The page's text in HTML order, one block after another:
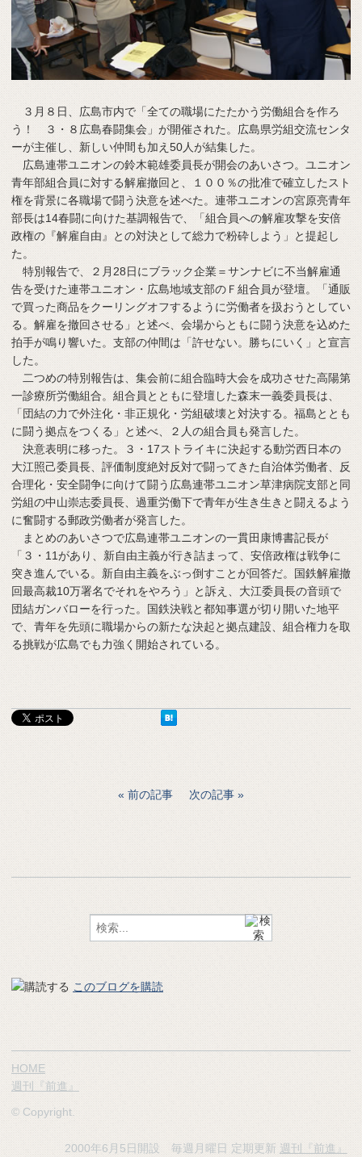
３月８日、広島市内で「全ての職場にたたかう労働組合を作ろ
う！ ３・８広島春闘集会」が開催された。広島県労組交流センタ
ーが主催し、新しい仲間も加え50人が結集した。
広島連帯ユニオンの鈴木範雄委員長が開会のあいさつ。ユニオン
青年部組合員に対する解雇撤回と、１００％の批准で確立したスト
権を背景に各職場で闘う決意を述べた。連帯ユニオンの宮原亮青年
部長は14春闘に向けた基調報告で、「組合員への解雇攻撃を安倍
政権の『解雇自由』との対決として総力で粉砕しよう」と提起し
た。
特別報告で、２月28日にブラック企業＝サンナビに不当解雇通
告を受けた連帯ユニオン・広島地域支部のＦ組合員が登壇。「通販
で買った商品をクーリングオフするように労働者を扱おうとしてい
る。解雇を撤回させる」と述べ、会場からともに闘う決意を込めた
拍手が鳴り響いた。支部の仲間は「許せない。勝ちにいく」と宣言
した。
二つめの特別報告は、集会前に組合臨時大会を成功させた高陽第
一診療所労働組合。組合員とともに登壇した森末一義委員長は、
「団結の力で外注化・非正規化・労組破壊と対決する。福島ととも
に闘う拠点をつくる」と述べ、２人の組合員も発言した。
決意表明に移った。３・17ストライキに決起する動労西日本の
大江照己委員長、評価制度絶対反対で闘ってきた自治体労働者、反
合理化・安全闘争に向けて闘う広島連帯ユニオン草津病院支部と同
労組の中山崇志委員長、過重労働下で青年が生き生きと闘えるよう
に奮闘する郵政労働者が発言した。
まとめのあいさつで広島連帯ユニオンの一貫田康博書記長が
「３・11があり、新自由主義が行き詰まって、安倍政権は戦争に
突き進んでいる。新自由主義をぶっ倒すことが回答だ。国鉄解雇撤
回最高裁10万署名でそれをやろう」と訴え、大江委員長の音頭で
団結ガンバローを行った。国鉄決戦と都知事選が切り開いた地平
で、青年を先頭に職場からの新たな決起と拠点建設、組合権力を取
る挑戦が広島でも力強く開始されている。
前の記事 次の記事
このブログを購読
HOME
週刊『前進』
© Copyright.
2000年6月5日開設 毎週月曜日 定期更新 週刊『前進』